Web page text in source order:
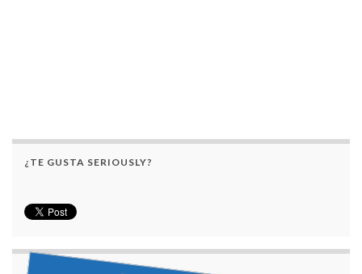
¿TE GUSTA SERIOUSLY?